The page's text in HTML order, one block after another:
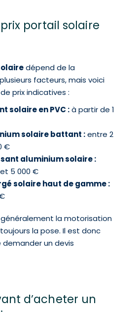
portail solaire
dépend de la
facteurs, mais voici
prix indicatives :
solaire en PVC :à partir de 1
solaire battant :entre 2
€
aluminium solaire :
5 000 €
solaire haut de gamme :
la motorisation
la pose. Il est donc
un devis
d’acheter un